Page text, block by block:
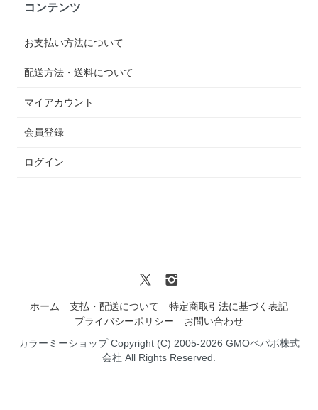
コンテンツ
お支払い方法について
配送方法・送料について
マイアカウント
会員登録
ログイン
ホーム 支払・配送について
特定商取引法に基づく表記
プライバシーポリシー
お問い合わせ
カラーミーショップCopyright (C) 2005-2026 GMOペパボ株式
会社 All Rights Reserved.